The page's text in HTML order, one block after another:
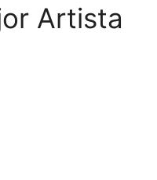
Artista